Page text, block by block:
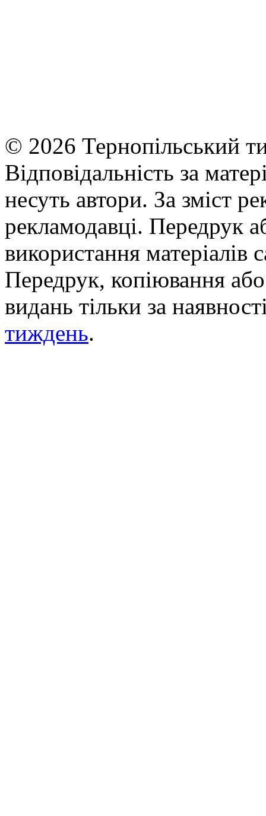
© 2026 Тернопільський
Відповідальність за
несуть автори. За зміст
рекламодавці. Передрук
використання матеріалів
Передрук, копіювання
видань тільки за
тиждень.